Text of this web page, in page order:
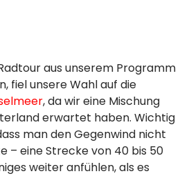
aus unserem Programm
fiel unsere Wahl auf die
, da wir eine Mischung
erwartet haben. Wichtig
man den Gegenwind nicht
– eine Strecke von 40 bis 50
weiter anfühlen, als es